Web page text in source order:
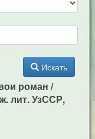
Искать
роман /
лит. УзССР,